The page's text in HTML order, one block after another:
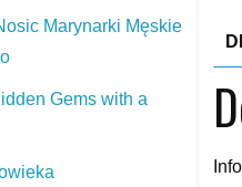
Marynarki Męskie
Gems with a